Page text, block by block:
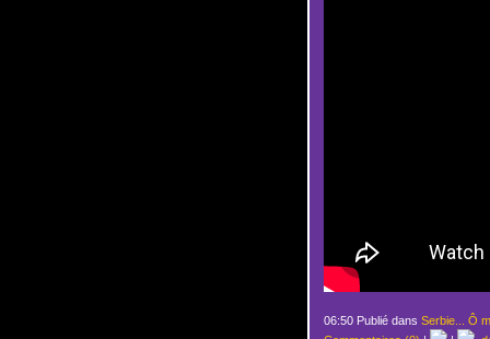
06:50 Publié dans Serbie... Ô